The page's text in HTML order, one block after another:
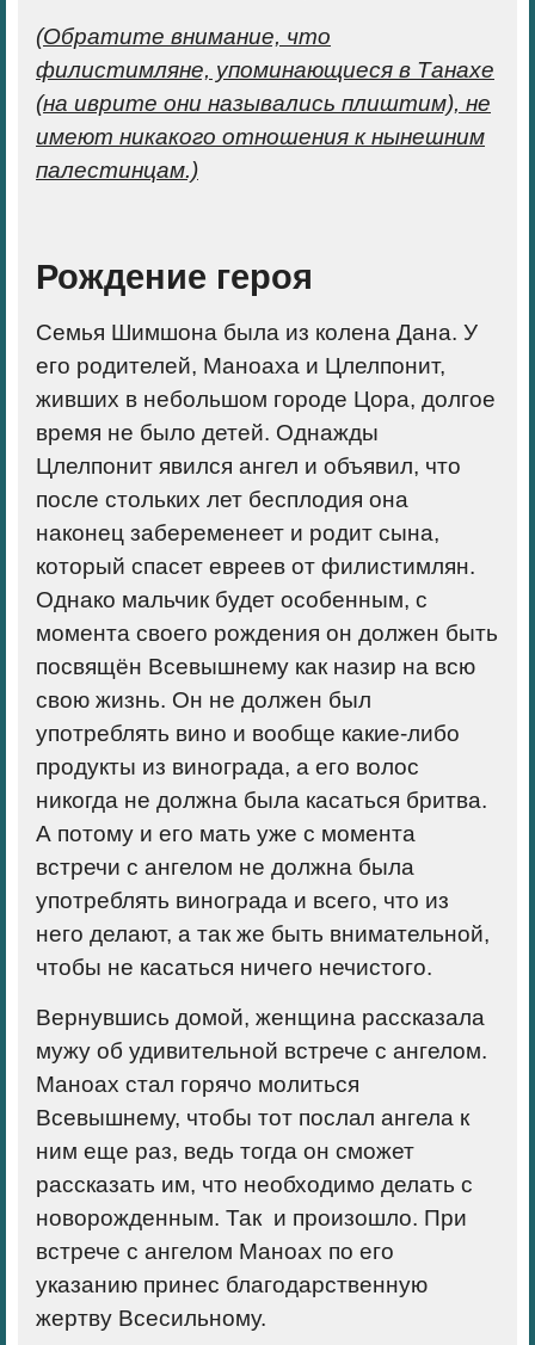
(Обратите внимание, что
филистимляне, упоминающиеся в Танахе
(на иврите они назывались плиштим), не
имеют никакого отношения к нынешним
палестинцам.)
Рождение героя
Семья Шимшона была из колена Дана. У
его родителей, Маноаха и Цлелпонит,
живших в небольшом городе Цора, долгое
время не было детей. Однажды
Цлелпонит явился ангел и объявил, что
после стольких лет бесплодия она
наконец забеременеет и родит сына,
который спасет евреев от филистимлян.
Однако мальчик будет особенным, с
момента своего рождения он должен быть
посвящён Всевышнему как назир на всю
свою жизнь. Он не должен был
употреблять вино и вообще какие-либо
продукты из винограда, а его волос
никогда не должна была касаться бритва.
А потому и его мать уже с момента
встречи с ангелом не должна была
употреблять винограда и всего, что из
него делают, а так же быть внимательной,
чтобы не касаться ничего нечистого.
Вернувшись домой, женщина рассказала
мужу об удивительной встрече с ангелом.
Маноах стал горячо молиться
Всевышнему, чтобы тот послал ангела к
ним еще раз, ведь тогда он сможет
рассказать им, что необходимо делать с
новорожденным. Так и произошло. При
встрече с ангелом Маноах по его
указанию принес благодарственную
жертву Всесильному.